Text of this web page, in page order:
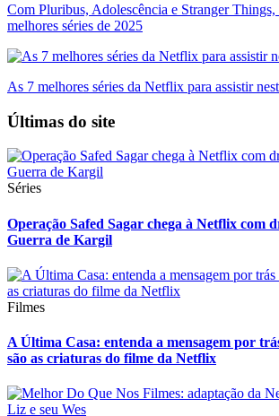
Com Pluribus, Adolescência e Stranger Things,
melhores séries de 2025
As 7 melhores séries da Netflix para assistir
Últimas do site
Séries
Operação Safed Sagar chega à Netflix com
Guerra de Kargil
Filmes
A Última Casa: entenda a mensagem por
são as criaturas do filme da Netflix